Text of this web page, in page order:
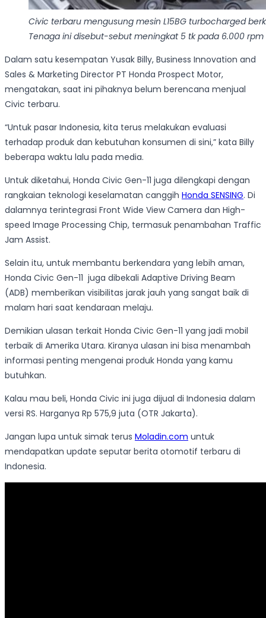
Civic terbaru mengusung mesin L15BG turbocharged
Tenaga ini disebut-sebut meningkat 5 tk pada 6.000
Dalam satu kesempatan Yusak Billy, Business Innovation and
Sales & Marketing Director PT Honda Prospect Motor,
mengatakan, saat ini pihaknya belum berencana menjual
Civic terbaru.
“Untuk pasar Indonesia, kita terus melakukan evaluasi
terhadap produk dan kebutuhan konsumen di sini,” kata Billy
beberapa waktu lalu pada media.
Untuk diketahui, Honda Civic Gen-11 juga dilengkapi dengan
rangkaian teknologi keselamatan canggih Honda SENSING. Di
dalamnya terintegrasi Front Wide View Camera dan High-
speed Image Processing Chip, termasuk penambahan Traffic
Jam Assist.
Selain itu, untuk membantu berkendara yang lebih aman,
Honda Civic Gen-11 juga dibekali Adaptive Driving Beam
(ADB) memberikan visibilitas jarak jauh yang sangat baik di
malam hari saat kendaraan melaju.
Demikian ulasan terkait Honda Civic Gen-11 yang jadi mobil
terbaik di Amerika Utara. Kiranya ulasan ini bisa menambah
informasi penting mengenai produk Honda yang kamu
butuhkan.
Kalau mau beli, Honda Civic ini juga dijual di Indonesia dalam
versi RS. Harganya Rp 575,9 juta (OTR Jakarta).
Jangan lupa untuk simak terus Moladin.com untuk
mendapatkan update seputar berita otomotif terbaru di
Indonesia.